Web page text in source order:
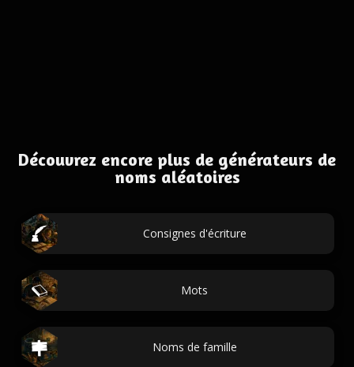
Découvrez encore plus de générateurs de
noms aléatoires
Consignes d'écriture
Mots
Noms de famille